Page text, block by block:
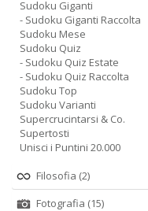
Sudoku Giganti
- Sudoku Giganti Raccolta
Sudoku Mese
Sudoku Quiz
- Sudoku Quiz Estate
- Sudoku Quiz Raccolta
Sudoku Top
Sudoku Varianti
Supercrucintarsi & Co.
Supertosti
Unisci i Puntini 20.000
Filosofia (2)
Fotografia (15)